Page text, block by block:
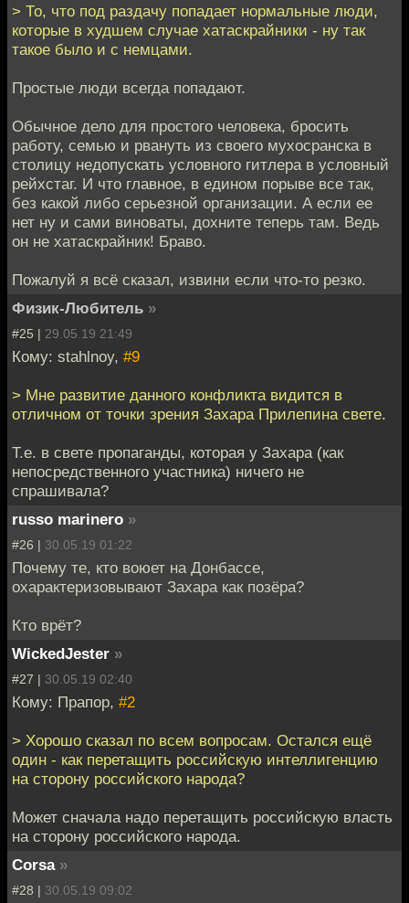
> То, что под раздачу попадает нормальные люди,
которые в худшем случае хатаскрайники - ну так
такое было и с немцами.
Простые люди всегда попадают.
Обычное дело для простого человека, бросить
работу, семью и рвануть из своего мухосранска в
столицу недопускать условного гитлера в условный
рейхстаг. И что главное, в едином порыве все так,
без какой либо серьезной организации. А если ее
нет ну и сами виноваты, дохните теперь там. Ведь
он не хатаскрайник! Браво.
Пожалуй я всё сказал, извини если что-то резко.
Физик-Любитель »
#25 | 29.05.19 21:49
Кому: stahlnoy, #9
> Мне развитие данного конфликта видится в
отличном от точки зрения Захара Прилепина свете.
Т.е. в свете пропаганды, которая у Захара (как
непосредственного участника) ничего не
спрашивала?
russo marinero »
#26 | 30.05.19 01:22
Почему те, кто воюет на Донбассе,
охарактеризовывают Захара как позёра?
Кто врёт?
WickedJester »
#27 | 30.05.19 02:40
Кому: Прапор, #2
> Хорошо сказал по всем вопросам. Остался ещё
один - как перетащить российскую интеллигенцию
на сторону российского народа?
Может сначала надо перетащить российскую власть
на сторону российского народа.
Corsa »
#28 | 30.05.19 09:02